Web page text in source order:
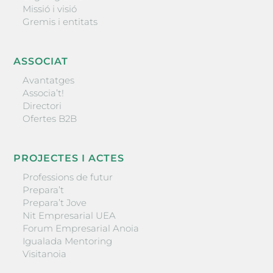
Missió i visió
Gremis i entitats
ASSOCIAT
Avantatges
Associa’t!
Directori
Ofertes B2B
PROJECTES I ACTES
Professions de futur
Prepara’t
Prepara’t Jove
Nit Empresarial UEA
Forum Empresarial Anoia
Igualada Mentoring
Visitanoia